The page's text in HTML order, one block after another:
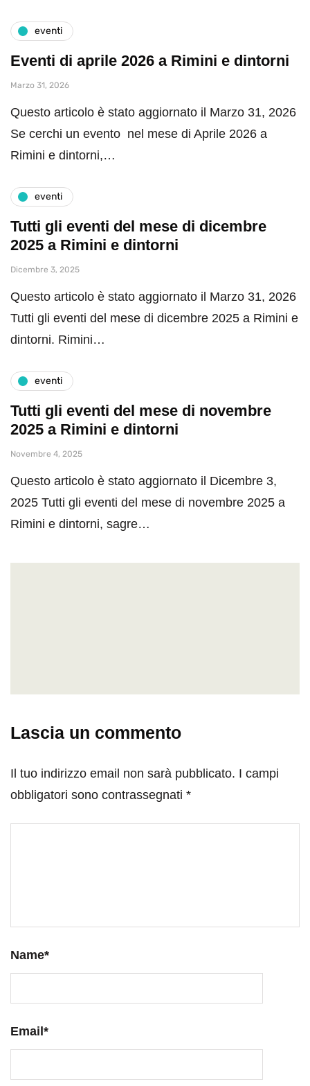
eventi
Eventi di aprile 2026 a Rimini e dintorni
Marzo 31, 2026
Questo articolo è stato aggiornato il Marzo 31, 2026
Se cerchi un evento nel mese di Aprile 2026 a
Rimini e dintorni,…
eventi
Tutti gli eventi del mese di dicembre
2025 a Rimini e dintorni
Dicembre 3, 2025
Questo articolo è stato aggiornato il Marzo 31, 2026
Tutti gli eventi del mese di dicembre 2025 a Rimini e
dintorni. Rimini…
eventi
Tutti gli eventi del mese di novembre
2025 a Rimini e dintorni
Novembre 4, 2025
Questo articolo è stato aggiornato il Dicembre 3,
2025 Tutti gli eventi del mese di novembre 2025 a
Rimini e dintorni, sagre…
Lascia un commento
Il tuo indirizzo email non sarà pubblicato. I campi
obbligatori sono contrassegnati *
Name*
Email*